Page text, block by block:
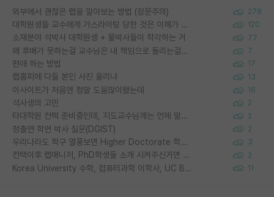
외부에서 괜찮은 랩을 알아보는 방법 (장문주의) 278
대학원생들 교수에게 가스라이팅 당한 것은 이해가 갑니다. 안타깝네요. 120
소재분야 석박사 대학원생 + 물박사들이 착각하는 거 77
왜 후배가 못하는걸 교수님은 내 책임으로 돌리는걸까요? 7
편애 하는 방법 17
랩홈피에 다들 본인 사진 올리냐 13
이사이트가 처음엔 정말 도움많이됐는데 16
석사생의 고민 2
타대학원 컨텍 준비중인데, 지도교수님께는 언제 말씀드려야 할까요? 2
정출연 학연 박사 질문(DGIST) 2
우리나라도 학구 열풍보면 Higher Doctorate 학위가 필요하다고 봅니다. 3
컨택이후 랩매니저, PhD학생들 소개 시켜주신거면 거의 컨펌에 가깝나요? 2
Korea University 수학, 컴퓨터과학 이학사, UC Berkeley 산업공학 대학원 공학박사가 되는 것은 쉽지 않겠죠? 11